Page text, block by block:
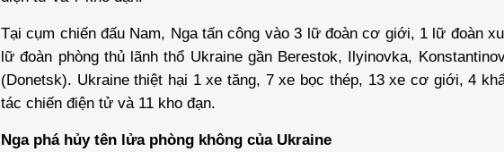
Tại cụm chiến đấu Nam, Nga tấn công vào 3 lữ đoàn cơ giới, 1 lữ đoàn
lữ đoàn phòng thủ lãnh thổ Ukraine gần Berestok, Ilyinovka,
(Donetsk). Ukraine thiệt hại 1 xe tăng, 7 xe bọc thép, 13 xe cơ giới, 4
tác chiến điện tử và 11 kho đạn.
Nga phá hủy tên lửa phòng không của Ukraine